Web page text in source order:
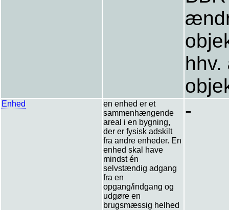
Enhed
en enhed er et
sammenhængende
areal i en bygning,
der er fysisk adskilt
fra andre enheder. En
enhed skal have
mindst én
selvstændig adgang
fra en
opgang/indgang og
udgøre en
brugsmæssig helhed
-